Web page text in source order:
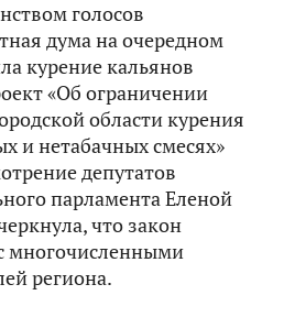
голосов
дума на очередном
курение кальянов
«Об ограничении
области курения
и нетабачных смесях»
депутатов
парламента Еленой
что закон
многочисленными
региона.